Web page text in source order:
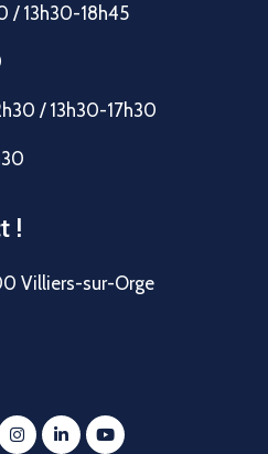
/ 13h30-18h45
/ 13h30-17h30
!
Villiers-sur-Orge